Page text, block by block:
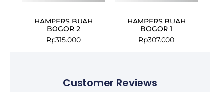
HAMPERS BUAH
BOGOR 2
Rp315.000
HAMPERS BUAH
BOGOR 1
Rp307.000
Customer Reviews